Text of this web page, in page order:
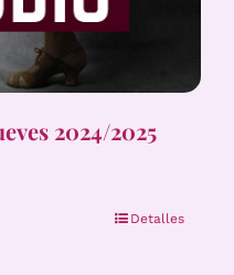
2024/2025
Detalles